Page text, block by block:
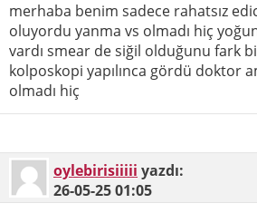
merhaba benim sadece rahatsız
oluyordu yanma vs olmadı hiç
vardı smear de siğil olduğunu fark
kolposkopi yapılınca gördü doktor
olmadı hiç
oylebirisiiiii yazdı:
26-05-2501:05